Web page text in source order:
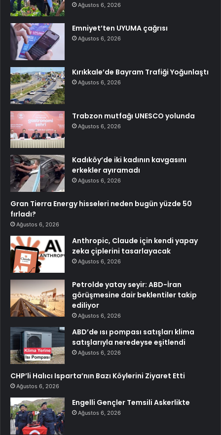
Ağustos 6, 2026
Emniyet’ten UYUMA çağrısı
Ağustos 6, 2026
Kırıkkale’de Bayram Trafiği Yoğunlaştı
Ağustos 6, 2026
Trabzon mutfağı UNESCO yolunda
Ağustos 6, 2026
Kadıköy’de iki kadının kavgasını
erkekler ayıramadı
Ağustos 6, 2026
Gran Tierra Energy hisseleri neden bugün yüzde 50
fırladı?
Ağustos 6, 2026
Anthropic, Claude için kendi yapay
zeka çiplerini tasarlayacak
Ağustos 6, 2026
Petrolde yatay seyir: ABD-İran
görüşmesine dair beklentiler takip
ediliyor
Ağustos 6, 2026
ABD’de ısı pompası satışları klima
satışlarıyla neredeyse eşitlendi
Ağustos 6, 2026
CHP’li Halıcı Isparta’nın Bazı Köylerini Ziyaret Etti
Ağustos 6, 2026
Engelli Gençler Temsili Askerlikte
Ağustos 6, 2026